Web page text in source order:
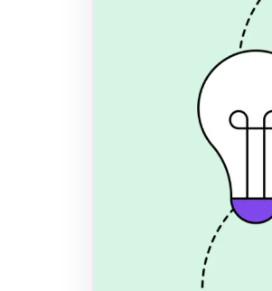
SMV
store
Lær hvordan din
B2B-kunder ved